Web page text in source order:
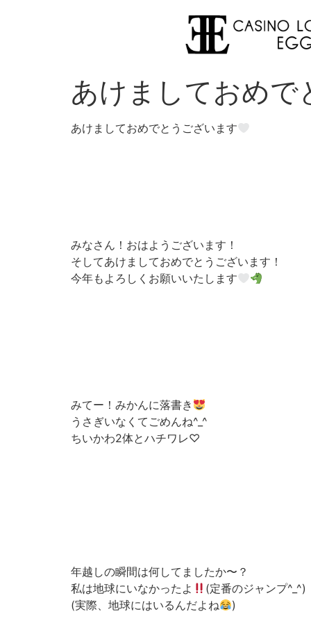
あけましておめで
あけましておめでとうございます
みなさん！おはようございます！
そしてあけましておめでとうございます！
今年もよろしくお願いいたします
みてー！みかんに落書き
うさぎいなくてごめんね^_^
ちいかわ2体とハチワレ♡
年越しの瞬間は何してましたか〜？
私は地球にいなかったよ
(定番のジャンプ^_^)
(実際、地球にはいるんだよね
)